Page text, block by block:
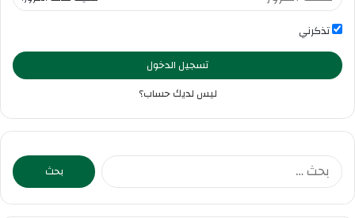
تذكرني
تسجيل الدخول
ليس لديك حساب؟
البحث
عن: